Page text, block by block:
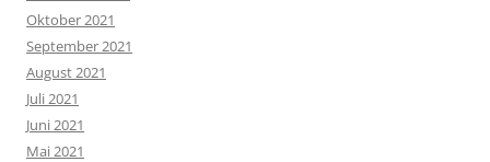
Oktober 2021
September 2021
August 2021
Juli 2021
Juni 2021
Mai 2021